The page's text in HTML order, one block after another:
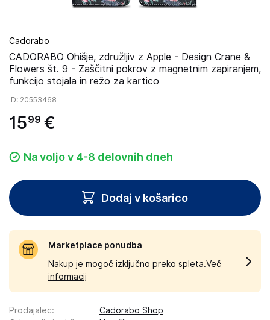
Cadorabo
CADORABO Ohišje, združljiv z Apple - Design Crane &
Flowers št. 9 - Zaščitni pokrov z magnetnim zapiranjem,
funkcijo stojala in režo za kartico
ID: 20553468
1599 €
Na voljo v 4-8 delovnih dneh
Dodaj v košarico
Marketplace ponudba
Nakup je mogoč izključno preko spleta.Več
informacij
Prodajalec:
Cadorabo Shop